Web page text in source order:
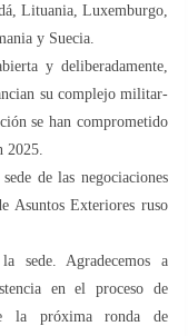
Lituania, Luxemburgo,
y Suecia.
y deliberadamente,
su complejo militar-
se han comprometido
2025.
de las negociaciones
Asuntos Exteriores ruso
sede. Agradecemos a
en el proceso de
la próxima ronda de